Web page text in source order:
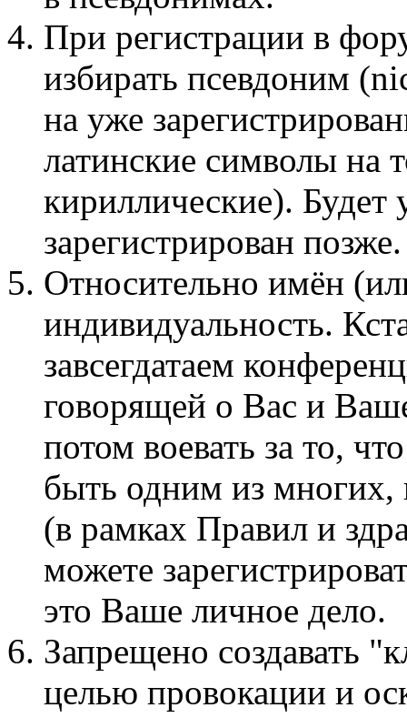
При регистрации в
избирать псевдоним
на уже
латинские символы на
кириллические). Будет
зарегистрирован позже.
Относительно имён
индивидуальность.
завсегдатаем
говорящей о Вас и
потом воевать за то,
быть одним из многих,
(в рамках Правил и
можете
это Ваше личное дело.
Запрещено создавать
целью провокации и